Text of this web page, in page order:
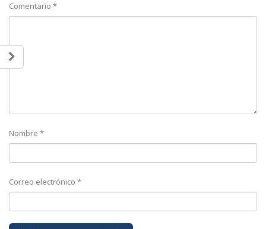
Comentario *
Nombre *
Correo electrónico *